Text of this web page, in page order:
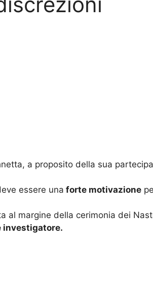
a proposito della sua
essere una forte motivazione
al margine della cerimonia dei
investigatore.